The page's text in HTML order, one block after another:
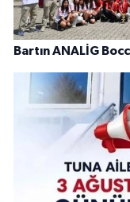
Bartın ANALİG